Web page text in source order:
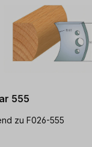
555
zu F026-555